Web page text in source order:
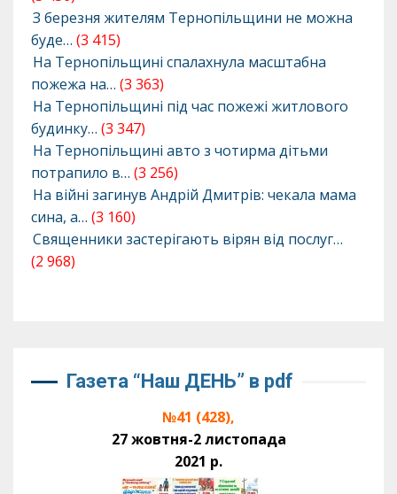
З березня жителям Тернопільщини не можна
буде… (3 415)
На Тернопільщині спалахнула масштабна
пожежа на… (3 363)
На Тернопільщині під час пожежі житлового
будинку… (3 347)
На Тернопільщині авто з чотирма дітьми
потрапило в… (3 256)
На війні загинув Андрій Дмитрів: чекала мама
сина, а… (3 160)
Священники застерігають вірян від послуг…
(2 968)
Газета “Наш ДЕНЬ” в pdf
№41 (428),
27 жовтня-2 листопада
2021 р.